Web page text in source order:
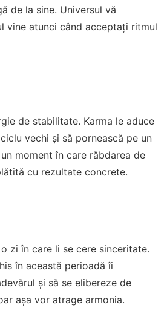
de la sine. Universul vă
vine atunci când acceptați ritmul
de stabilitate. Karma le aduce
vechi și să pornească pe un
moment în care răbdarea de
cu rezultate concrete.
zi în care li se cere sinceritate.
în această perioadă îi
și să se elibereze de
așa vor atrage armonia.